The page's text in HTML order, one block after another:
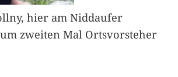
hier am Niddaufer
zweiten Mal Ortsvorsteher